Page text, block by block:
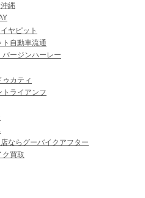
縄
ヤピット
自動車流通
ージンハーレー
ゥカティ
トライアンフ
ならグーバイクアフター
ク買取